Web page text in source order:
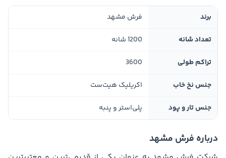
برند فرش مشهد
تعداد شانه 1200 شانه
تراکم طولی 3600
جنس نخ خاب اکریلیک هیت‌ست
جنس تار و پود پلی‌استر و پنبه
درباره فرش مشهد